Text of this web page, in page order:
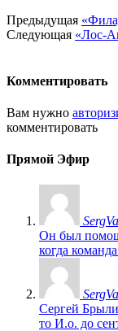
Предыдущая
Следующая «Лос-
Комментировать
Вам нужно
комментировать
Прямой Эфир
Он был
когда
Сергей
то И.о. до